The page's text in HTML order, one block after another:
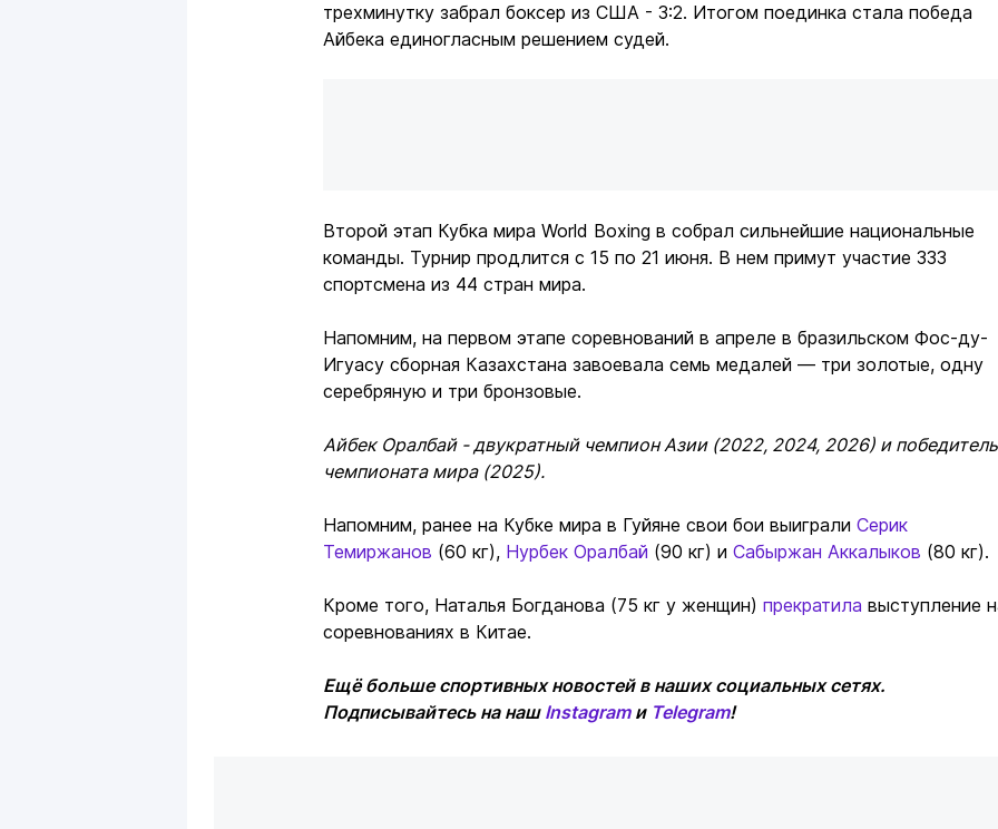
трехминутку забрал боксер из США - 3:2. Итогом поединка стала победа
Айбека единогласным решением судей.
Второй этап Кубка мира World Boxing в собрал сильнейшие национальные
команды. Турнир продлится с 15 по 21 июня. В нем примут участие 333
спортсмена из 44 стран мира.
Напомним, на первом этапе соревнований в апреле в бразильском Фос-ду-
Игуасу сборная Казахстана завоевала семь медалей — три золотые, одну
серебряную и три бронзовые.
Айбек Оралбай - двукратный чемпион Азии (2022, 2024, 2026) и победитель
чемпионата мира (2025).
Напомним, ранее на Кубке мира в Гуйяне свои бои выиграли Серик
Темиржанов (60 кг), Нурбек Оралбай (90 кг) и Сабыржан Аккалыков (80 кг).
Кроме того, Наталья Богданова (75 кг у женщин) прекратила выступление
соревнованиях в Китае.
Ещё больше спортивных новостей в наших социальных сетях.
Подписывайтесь на наш Instagramи Telegram!